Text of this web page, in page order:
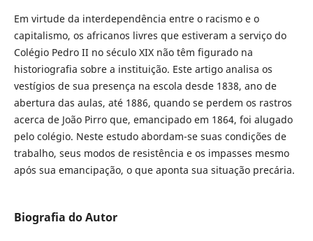
Em virtude da interdependência entre o racismo e o
capitalismo, os africanos livres que estiveram a serviço do
Colégio Pedro II no século XIX não têm figurado na
historiografia sobre a instituição. Este artigo analisa os
vestígios de sua presença na escola desde 1838, ano de
abertura das aulas, até 1886, quando se perdem os rastros
acerca de João Pirro que, emancipado em 1864, foi alugado
pelo colégio. Neste estudo abordam-se suas condições de
trabalho, seus modos de resistência e os impasses mesmo
após sua emancipação, o que aponta sua situação precária.
Biografia do Autor